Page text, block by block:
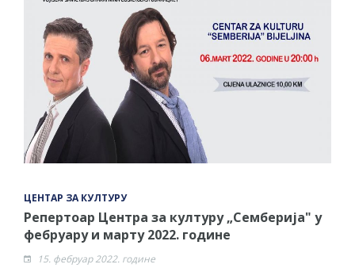
ЦЕНТАР ЗА КУЛТУРУ
Репертоар Центра за културу „Семберија" у
фебруару и марту 2022. године
15. фебруар 2022. године